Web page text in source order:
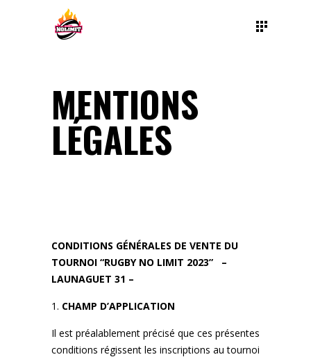
MENTIONS
LÉGALES
CONDITIONS GÉNÉRALES DE VENTE DU
TOURNOI “RUGBY NO LIMIT 2023” –
LAUNAGUET 31 –
CHAMP D’APPLICATION
Il est préalablement précisé que ces présentes
conditions régissent les inscriptions au tournoi